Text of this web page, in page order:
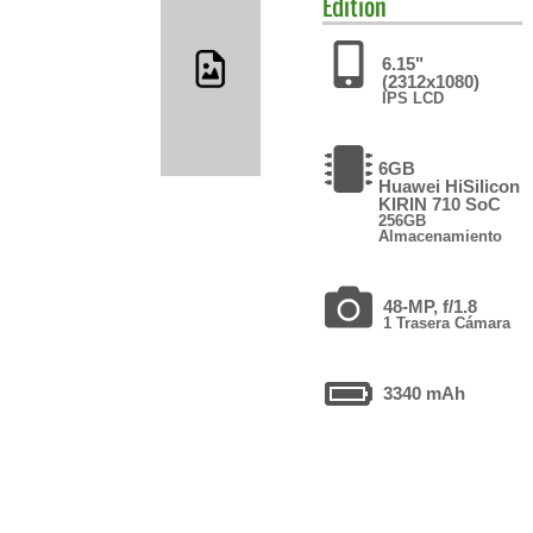
6.15"
(2312x1080)
IPS LCD
6GB
Huawei HiSilicon
KIRIN 710 SoC
256GB
Almacenamiento
48-MP, f/1.8
1 Trasera Cámara
3340 mAh